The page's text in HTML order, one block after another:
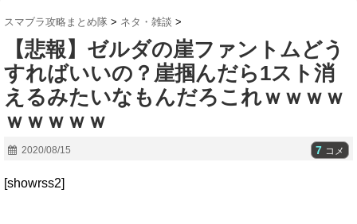
スマブラ攻略まとめ隊 > ネタ・雑談 >
【悲報】ゼルダの崖ファントムどう
すればいいの？崖掴んだら1スト消
えるみたいなもんだろこれｗｗｗｗ
ｗｗｗｗｗ
2020/08/15 7 コメ
[showrss2]